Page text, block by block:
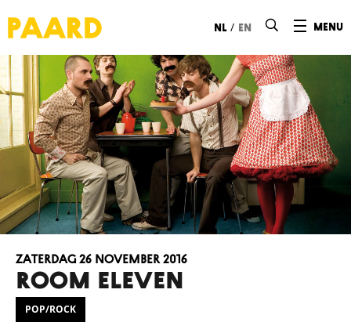
menu
nl / en
ROOM ELEVEN
zaterdag 26 november 2016
POP/ROCK